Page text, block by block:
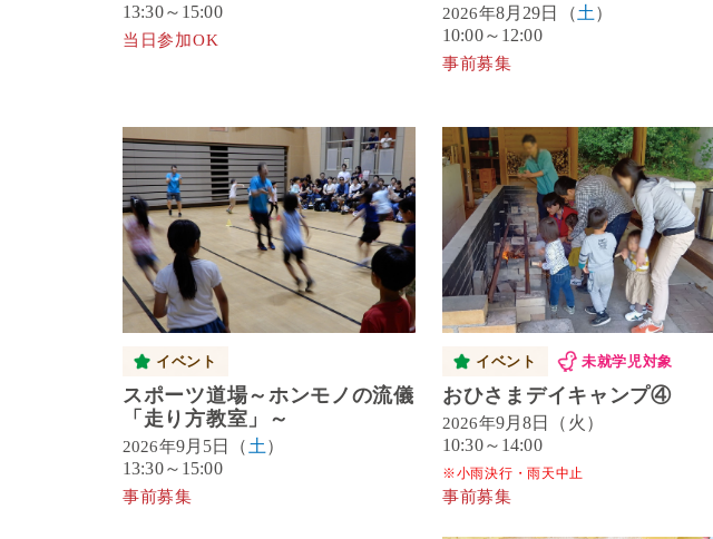
13:30～15:00
当日参加OK
2026年8月29日（土 ）
10:00～12:00
事前募集
イベント
スポーツ道場～ホンモノの流儀
「走り方教室」～
2026年9月5日（ 土 ）
13:30～15:00
事前募集
イベント 未就学児対象
おひさまデイキャンプ④
2026年9月8日（火）
10:30～14:00
※小雨決行・雨天中止
事前募集